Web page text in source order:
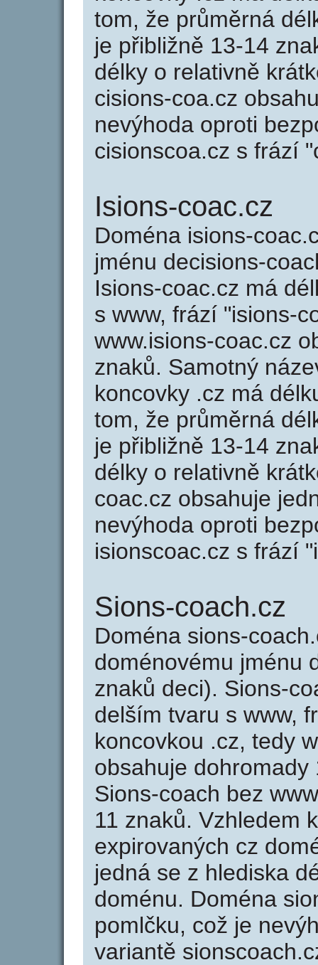
tom, že průměrná
je přibližně 13-14
délky o relativně
cisions-coa.cz
nevýhoda oproti
cisionscoa.cz s frází
Isions-coac.cz
Doména isions-
jménu decisions-
Isions-coac.cz má
s www, frází "isions-
www.isions-coac.cz
znaků. Samotný
koncovky .cz má
tom, že průměrná
je přibližně 13-14
délky o relativně
coac.cz obsahuje
nevýhoda oproti
isionscoac.cz s frází
Sions-coach.cz
Doména sions-
doménovému jménu
znaků deci). Sions-
delším tvaru s www,
koncovkou .cz, tedy
obsahuje
Sions-coach bez
11 znaků. Vzhledem
expirovaných cz
jedná se z hlediska
doménu. Doména
pomlčku, což je
variantě